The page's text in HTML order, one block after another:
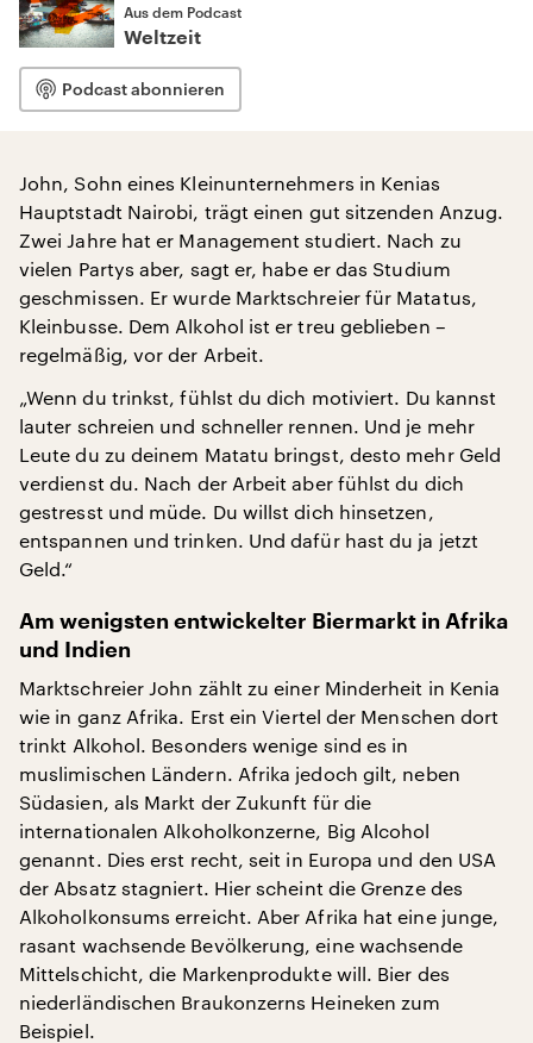
Aus dem Podcast
Weltzeit
Podcast abonnieren
John, Sohn eines Kleinunternehmers in Kenias
Hauptstadt Nairobi, trägt einen gut sitzenden Anzug.
Zwei Jahre hat er Management studiert. Nach zu
vielen Partys aber, sagt er, habe er das Studium
geschmissen. Er wurde Marktschreier für Matatus,
Kleinbusse. Dem Alkohol ist er treu geblieben –
regelmäßig, vor der Arbeit.
„Wenn du trinkst, fühlst du dich motiviert. Du kannst
lauter schreien und schneller rennen. Und je mehr
Leute du zu deinem Matatu bringst, desto mehr Geld
verdienst du. Nach der Arbeit aber fühlst du dich
gestresst und müde. Du willst dich hinsetzen,
entspannen und trinken. Und dafür hast du ja jetzt
Geld.“
Am wenigsten entwickelter Biermarkt in Afrika
und Indien
Marktschreier John zählt zu einer Minderheit in Kenia
wie in ganz Afrika. Erst ein Viertel der Menschen dort
trinkt Alkohol. Besonders wenige sind es in
muslimischen Ländern. Afrika jedoch gilt, neben
Südasien, als Markt der Zukunft für die
internationalen Alkoholkonzerne, Big Alcohol
genannt. Dies erst recht, seit in Europa und den USA
der Absatz stagniert. Hier scheint die Grenze des
Alkoholkonsums erreicht. Aber Afrika hat eine junge,
rasant wachsende Bevölkerung, eine wachsende
Mittelschicht, die Markenprodukte will. Bier des
niederländischen Braukonzerns Heineken zum
Beispiel.